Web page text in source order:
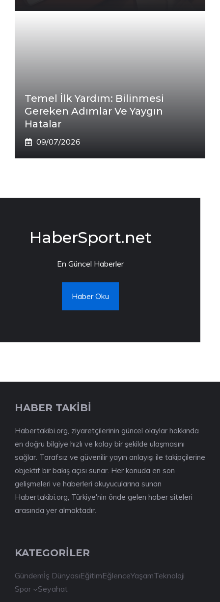
Temel İlk Yardım: Bilinmesi
Gereken Adımlar Ve Yaygın
Hatalar
09/07/2026
HaberSport.net
En Güncel Haberler
Haber Oku
HABER TAKİBİ
Habertakibi.org, ziyaretçilerinin güncel olaylar hakkında
en doğru bilgiye hızlı ve kolay bir şekilde ulaşmasını
sağlar. Tarafsız ve güvenilir yayın anlayışı ile takipçilerine
objektif bir bakış açısı sunar. Her konuda en son
gelişmeleri ve haberleri okuyucularına sunan
Habertakibi.org, Türkiye'nin önde gelen haber siteleri
arasında yer almaktadır.
KATEGORİLER
Gündemİş DünyasıEğitimEğlenceYaşamTeknoloji
Spor
Seyahat